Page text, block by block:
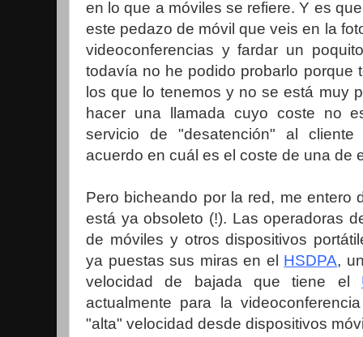
en lo que a móviles se refiere. Y es
este pedazo de móvil que veis en la
videoconferencias y fardar un
todavía no he podido probarlo porque
los que lo tenemos y no se está muy
hacer una llamada cuyo coste no
servicio de "desatención" al
acuerdo en cuál es el coste de una de
Pero bicheando por la red, me entero
está ya obsoleto (!). Las operadoras
de móviles y otros dispositivos
ya puestas sus miras en el HSDPA,
velocidad de bajada que tiene el
actualmente para la
"alta" velocidad desde dispositivos